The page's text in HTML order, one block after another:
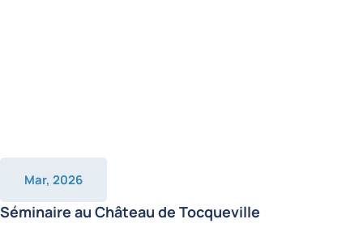
Mar, 2026
Séminaire au Château de Tocqueville